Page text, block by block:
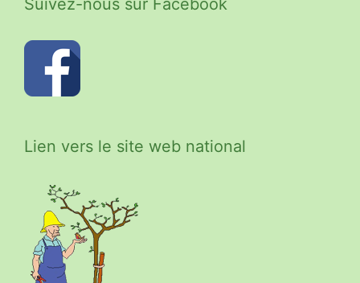
Lien vers le site web national